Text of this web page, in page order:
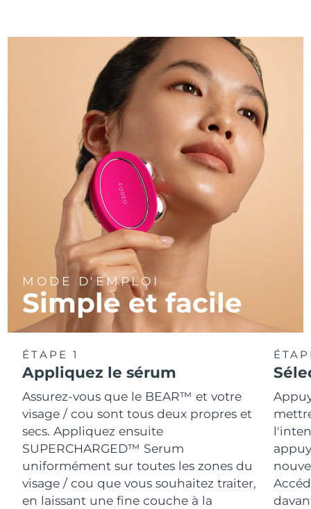
MODE D'EMPLOI
Simple et facile
ÉTAPE 1
Appliquez le sérum
Assurez-vous que le BEAR™ et votre
visage / cou sont tous deux propres et
secs. Appliquez ensuite
SUPERCHARGED™ Serum
uniformément sur toutes les zones du
visage / cou que vous souhaitez traiter,
en laissant une fine couche à la